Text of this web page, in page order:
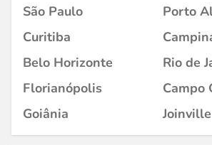
São Paulo
Porto
Curitiba
Belo Horizonte
Rio de
Florianópolis
Campo
Goiânia
Joinville